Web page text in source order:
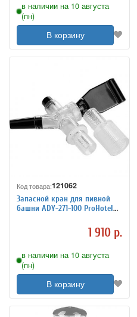
в наличии на 10 августа
(пн)
В корзину
Код товара:121062
Запасной кран для пивной
башни ADY-271-100 ProHotel
1 910 р.
в наличии на 10 августа
(пн)
В корзину